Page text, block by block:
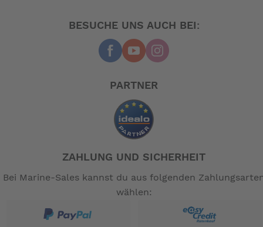
BESUCHE UNS AUCH BEI:
PARTNER
ZAHLUNG UND SICHERHEIT
Bei Marine-Sales kannst du aus folgenden
wählen: